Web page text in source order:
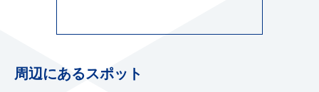
周辺にあるスポット